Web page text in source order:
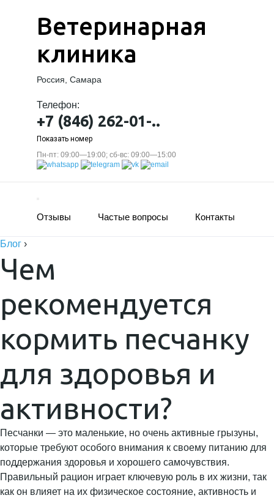
Ветеринарная
клиника
Россия, Самара
Телефон:
+7 (846) 262-01-..
Показать номер
Пн-пт: 09:00—19:00; сб-вс: 09:00—15:00
Отзывы Частые вопросы Контакты
Блог ›
Чем
рекомендуется
кормить песчанку
для здоровья и
активности?
Песчанки — это маленькие, но очень активные грызуны,
которые требуют особого внимания к своему питанию для
поддержания здоровья и хорошего самочувствия.
Правильный рацион играет ключевую роль в их жизни, так
как он влияет на их физическое состояние, активность и